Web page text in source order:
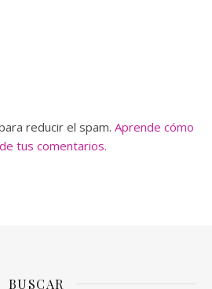
reducir el spam. Aprende cómo
tus comentarios.
BUSCAR